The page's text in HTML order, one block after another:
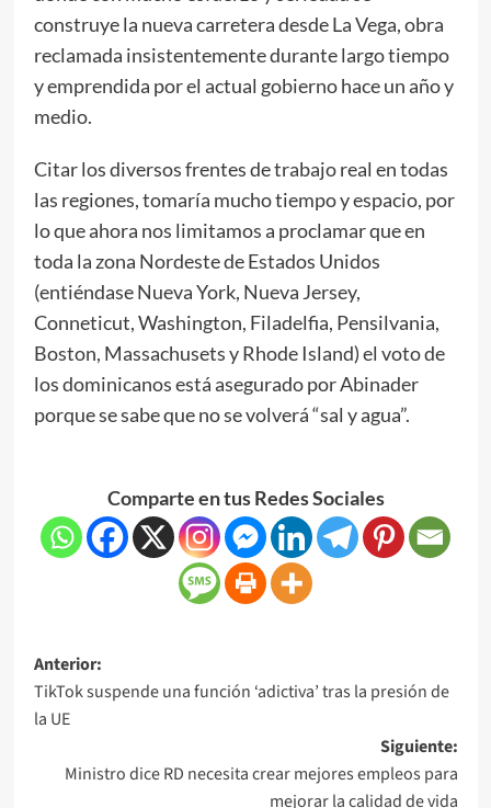
construye la nueva carretera desde La Vega, obra
reclamada insistentemente durante largo tiempo
y emprendida por el actual gobierno hace un año y
medio.
Citar los diversos frentes de trabajo real en todas
las regiones, tomaría mucho tiempo y espacio, por
lo que ahora nos limitamos a proclamar que en
toda la zona Nordeste de Estados Unidos
(entiéndase Nueva York, Nueva Jersey,
Conneticut, Washington, Filadelfia, Pensilvania,
Boston, Massachusets y Rhode Island) el voto de
los dominicanos está asegurado por Abinader
porque se sabe que no se volverá “sal y agua”.
Comparte en tus Redes Sociales
Anterior:
TikTok suspende una función ‘adictiva’ tras la presión de
la UE
Siguiente:
Ministro dice RD necesita crear mejores empleos para
mejorar la calidad de vida